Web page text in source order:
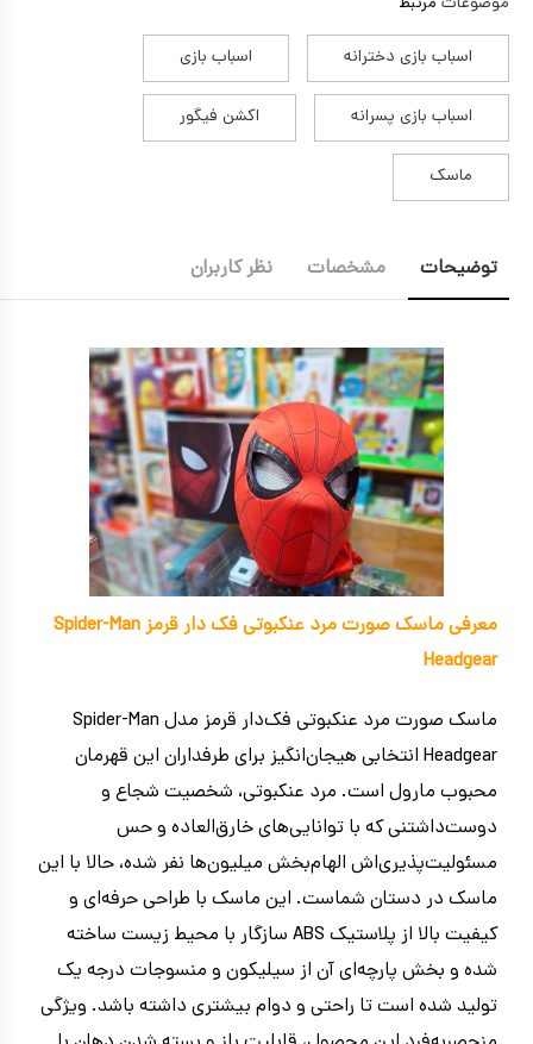
اسباب بازی دخترانه اسباب بازی
اسباب بازی پسرانه اکشن فیگور
ماسک
توضیحات مشخصات نظر کاربران
معرفی ماسک صورت مرد عنکبوتی فک دار قرمز Spider-Man
Headgear
ماسک صورت مرد عنکبوتی فک‌دار قرمز مدل Spider-Man
Headgear انتخابی هیجان‌انگیز برای طرفداران این قهرمان
محبوب مارول است. مرد عنکبوتی، شخصیت شجاع و
دوست‌داشتنی که با توانایی‌های خارق‌العاده و حس
مسئولیت‌پذیری‌اش الهام‌بخش میلیون‌ها نفر شده، حالا با این
ماسک در دستان شماست. این ماسک با طراحی حرفه‌ای و
کیفیت بالا از پلاستیک ABS سازگار با محیط زیست ساخته
شده و بخش پارچه‌ای آن از سیلیکون و منسوجات درجه یک
تولید شده است تا راحتی و دوام بیشتری داشته باشد. ویژگی